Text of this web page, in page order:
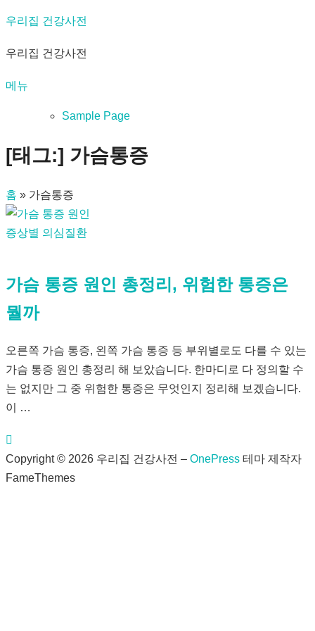
내
으
기
우리집 건강사전
우리집 건강사전
메뉴
Sample Page
[태그:] 가슴통증
홈 » 가슴통증
증상별 의심질환
가슴 통증 원인 총정리, 위험한 통증은
뭘까
오른쪽 가슴 통증, 왼쪽 가슴 통증 등 부위별로도 다를 수 있는
가슴 통증 원인 총정리 해 보았습니다. 한마디로 다 정의할 수
는 없지만 그 중 위험한 통증은 무엇인지 정리해 보겠습니다.
이 …
Copyright © 2026 우리집 건강사전 – OnePress 테마 제작자
FameThemes